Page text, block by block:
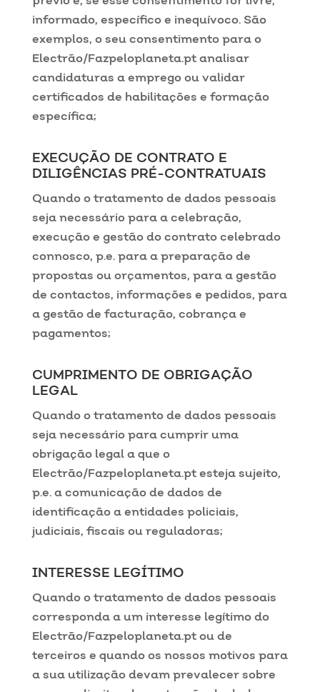
informado, específico e inequívoco. São
exemplos, o seu consentimento para o
Electrão/Fazpeloplaneta.pt analisar
candidaturas a emprego ou validar
certificados de habilitações e formação
específica;
EXECUÇÃO DE CONTRATO E
DILIGÊNCIAS PRÉ-CONTRATUAIS
Quando o tratamento de dados pessoais
seja necessário para a celebração,
execução e gestão do contrato celebrado
connosco, p.e. para a preparação de
propostas ou orçamentos, para a gestão
de contactos, informações e pedidos, para
a gestão de facturação, cobrança e
pagamentos;
CUMPRIMENTO DE OBRIGAÇÃO
LEGAL
Quando o tratamento de dados pessoais
seja necessário para cumprir uma
obrigação legal a que o
Electrão/Fazpeloplaneta.pt esteja sujeito,
p.e. a comunicação de dados de
identificação a entidades policiais,
judiciais, fiscais ou reguladoras;
INTERESSE LEGÍTIMO
Quando o tratamento de dados pessoais
corresponda a um interesse legítimo do
Electrão/Fazpeloplaneta.pt ou de
terceiros e quando os nossos motivos para
a sua utilização devam prevalecer sobre